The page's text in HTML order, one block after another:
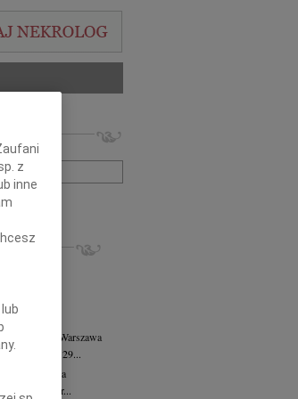
Kubisie,...
Butruk...
Warszawa
że 29...
Warszawa
Profesor...
z
inne